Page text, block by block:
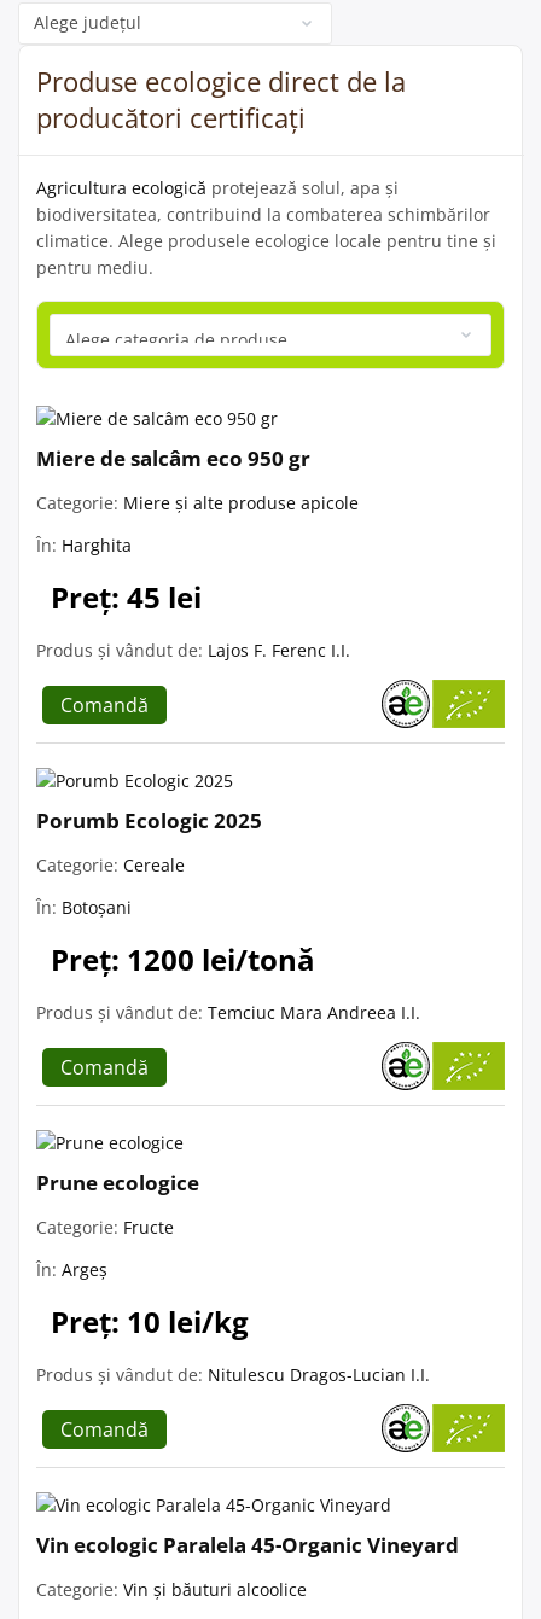
Categorie
Produse ecologice direct de la
producători certificați
Agricultura ecologică protejează solul, apa și
biodiversitatea, contribuind la combaterea schimbărilor
climatice. Alege produsele ecologice locale pentru tine și
pentru mediu.
Miere de salcâm eco 950 gr
Categorie: Miere și alte produse apicole
În: Harghita
Preț: 45 lei
Produs și vândut de: Lajos F. Ferenc I.I.
Comandă
Porumb Ecologic 2025
Categorie: Cereale
În: Botoșani
Preț: 1200 lei/tonă
Produs și vândut de: Temciuc Mara Andreea I.I.
Comandă
Prune ecologice
Categorie: Fructe
În: Argeș
Preț: 10 lei/kg
Produs și vândut de: Nitulescu Dragos-Lucian I.I.
Comandă
Vin ecologic Paralela 45-Organic Vineyard
Categorie: Vin și băuturi alcoolice